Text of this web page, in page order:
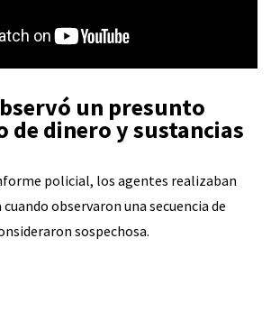
un presunto
de dinero y sustancias
policial, los agentes realizaban
observaron una secuencia de
sospechosa.